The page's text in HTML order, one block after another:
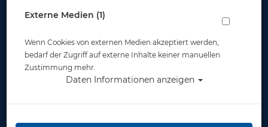
Externe Medien (1)
Wenn Cookies von externen Medien akzeptiert werden,
bedarf der Zugriff auf externe Inhalte keiner manuellen
Zustimmung mehr.
Daten Informationen anzeigen